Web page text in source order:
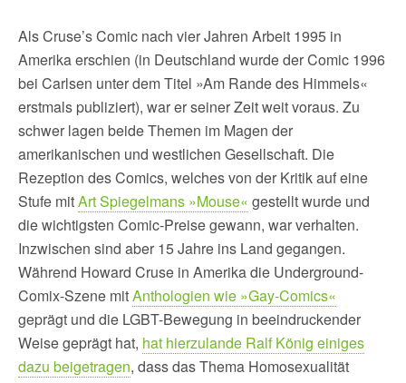
Als Cruse’s Comic nach vier Jahren Arbeit 1995 in
Amerika erschien (in Deutschland wurde der Comic 1996
bei Carlsen unter dem Titel »Am Rande des Himmels«
erstmals publiziert), war er seiner Zeit weit voraus. Zu
schwer lagen beide Themen im Magen der
amerikanischen und westlichen Gesellschaft. Die
Rezeption des Comics, welches von der Kritik auf eine
Stufe mitArt Spiegelmans »Mouse« gestellt wurde und
die wichtigsten Comic-Preise gewann, war verhalten.
Inzwischen sind aber 15 Jahre ins Land gegangen.
Während Howard Cruse in Amerika die Underground-
Comix-Szene mitAnthologien wie »Gay-Comics«
geprägt und die LGBT-Bewegung in beeindruckender
Weise geprägt hat, hat hierzulande Ralf König einiges
dazu beigetragen, dass das Thema Homosexualität